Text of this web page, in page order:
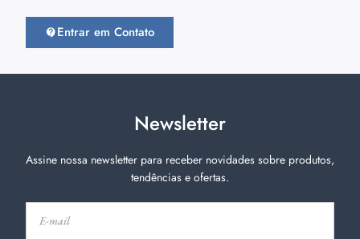
Entrar em Contato
Newsletter
Assine nossa newsletter para receber novidades sobre produtos,
tendências e ofertas.